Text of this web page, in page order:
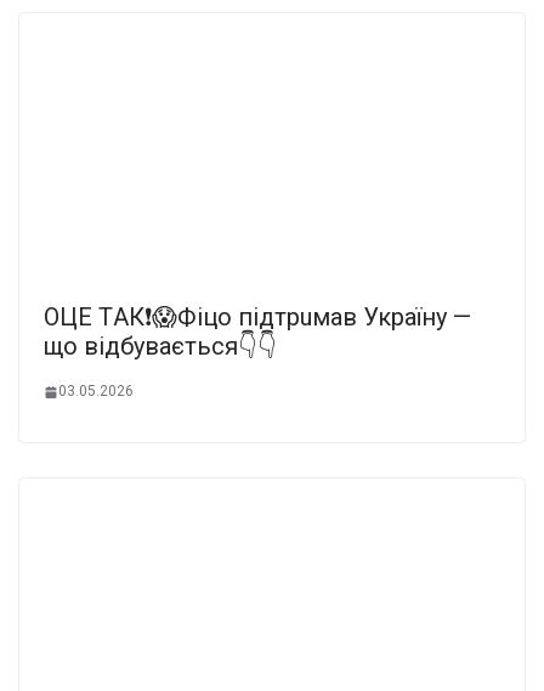
OЦE ТAК❗️😱Фiцo пiдтpuмaв Укpaїнy —
щo вiдбyвaєтьcя👇👇
03.05.2026